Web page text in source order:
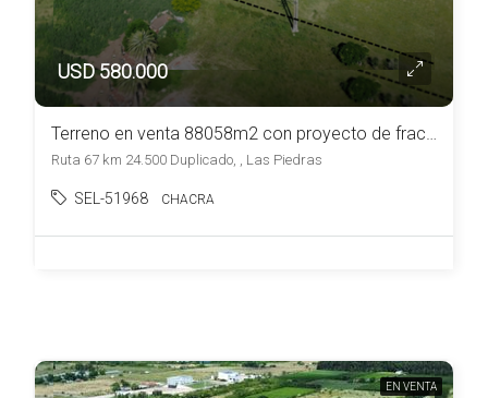
USD 580.000
Terreno en venta 88058m2 con proyecto de fraccionamiento ubicado en Las Piedras
Ruta 67 km 24.500 Duplicado, , Las Piedras
SEL-51968 CHACRA
EN VENTA